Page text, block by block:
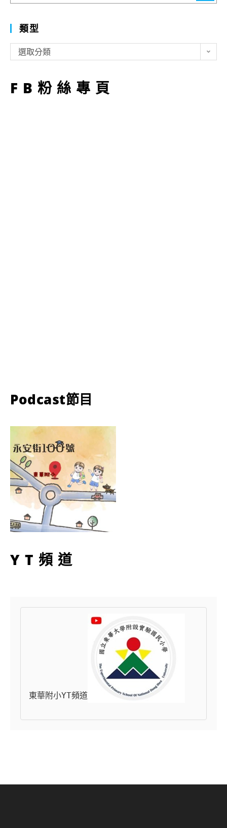
類型
型
選取分類
FB粉絲專頁
Podcast節目
YT頻道
東華附小YT頻道